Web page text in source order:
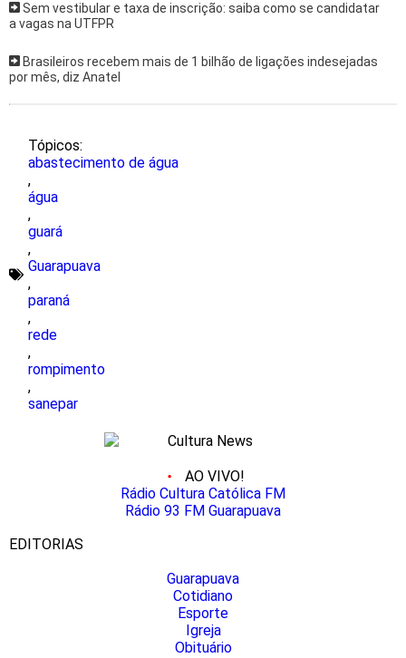
Sem vestibular e taxa de inscrição: saiba como se candidatar
a vagas na UTFPR
Brasileiros recebem mais de 1 bilhão de ligações indesejadas
por mês, diz Anatel
Tópicos:
abastecimento de água
,
água
,
guará
,
Guarapuava
,
paraná
,
rede
,
rompimento
,
sanepar
AO VIVO!
Rádio Cultura Católica FM
Rádio 93 FM Guarapuava
EDITORIAS
Guarapuava
Cotidiano
Esporte
Igreja
Obituário